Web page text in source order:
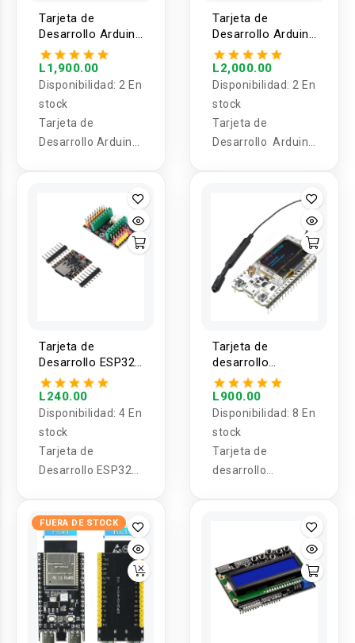
Tarjeta de
Desarrollo Arduino
UNO Q 2GB / 4GB
L1,900.00
Disponibilidad: 2 En
stock
Tarjeta de
Desarrollo Arduino
Tarjeta de
Desarrollo Arduino
Nesso N1
M5Stack
L2,000.00
Disponibilidad: 2 En
stock
Tarjeta de
Desarrollo Arduino
Tarjeta de
Desarrollo ESP32-
C3 Super Mini /
shield para Placa
de desarrollo
ESP32-C3 Super
L240.00
Disponibilidad: 4 En
stock
Tarjeta de
Desarrollo ESP32-
de desarrollo
ESP32-C3 Super
Mini
Tarjeta de
desarrollo
SX1276/ESP32/OLED
WiFi Bluetooth
L900.00
Disponibilidad: 8 En
stock
Tarjeta de
desarrollo
FUERA DE STOCK